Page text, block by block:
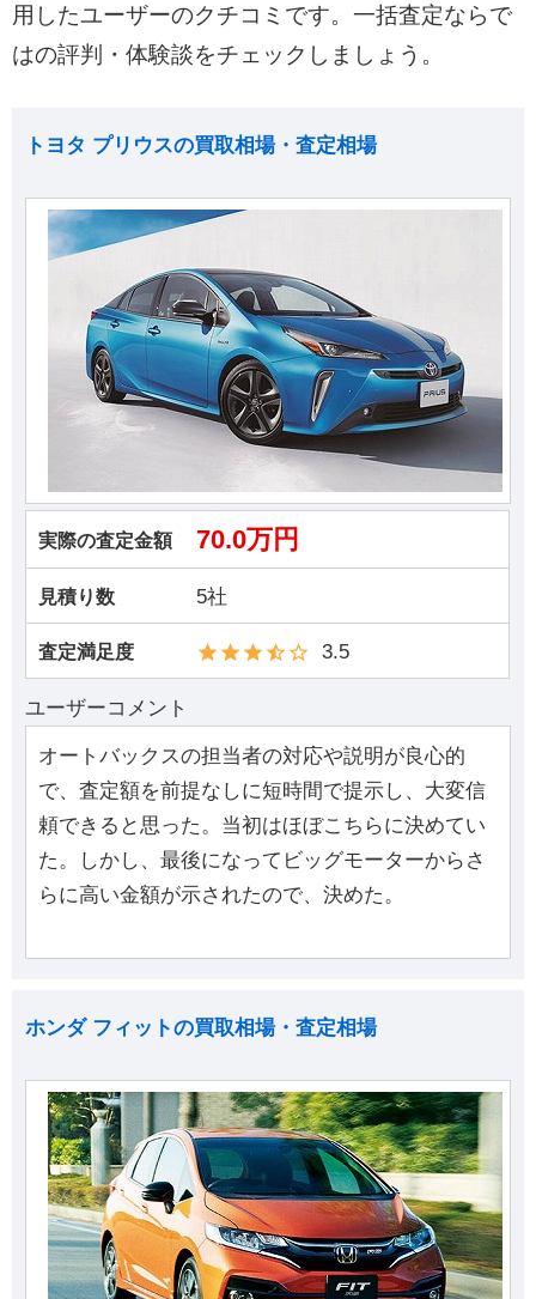
用したユーザーのクチコミです。一括査定ならで
はの評判・体験談をチェックしましょう。
トヨタ プリウスの買取相場・査定相場
実際の査定金額 70.0万円
見積り数 5社
査定満足度 3.5
ユーザーコメント
オートバックスの担当者の対応や説明が良心的
で、査定額を前提なしに短時間で提示し、大変信
頼できると思った。当初はほぼこちらに決めてい
た。しかし、最後になってビッグモーターからさ
らに高い金額が示されたので、決めた。
ホンダ フィットの買取相場・査定相場